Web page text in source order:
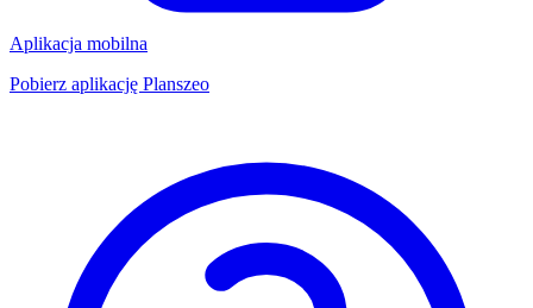
Aplikacja mobilna
Pobierz aplikację Planszeo